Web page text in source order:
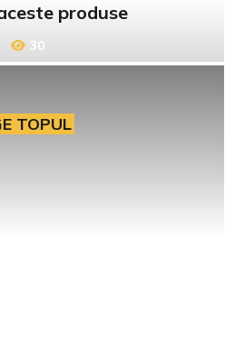
produse
30
TOPUL